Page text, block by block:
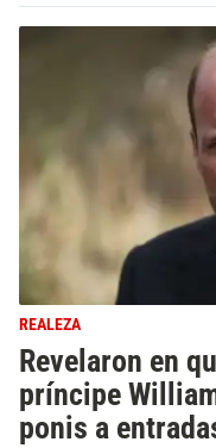
REALEZA
Revelaron en
príncipe
ponis a